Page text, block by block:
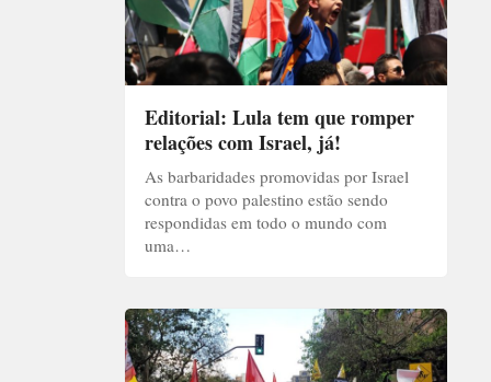
Editorial: Lula tem que romper
relações com Israel, já!
As barbaridades promovidas por Israel
contra o povo palestino estão sendo
respondidas em todo o mundo com
uma…